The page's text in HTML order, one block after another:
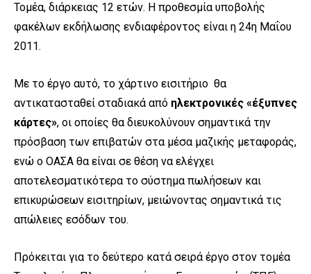
Τομέα, διάρκειας 12 ετών. Η προθεσμία υποβολής
φακέλων εκδήλωσης ενδιαφέροντος είναι η 24η Μαΐου
2011.
Με το έργο αυτό, το χάρτινο εισιτήριο θα
αντικατασταθεί σταδιακά από ηλεκτρονικές «έξυπνες
κάρτες», οι οποίες θα διευκολύνουν σημαντικά την
πρόσβαση των επιβατών στα μέσα μαζικής μεταφοράς,
ενώ ο ΟΑΣΑ θα είναι σε θέση να ελέγχει
αποτελεσματικότερα το σύστημα πωλήσεων και
επικυρώσεων εισιτηρίων, μειώνοντας σημαντικά τις
απώλειες εσόδων του.
Πρόκειται για το δεύτερο κατά σειρά έργο στον τομέα